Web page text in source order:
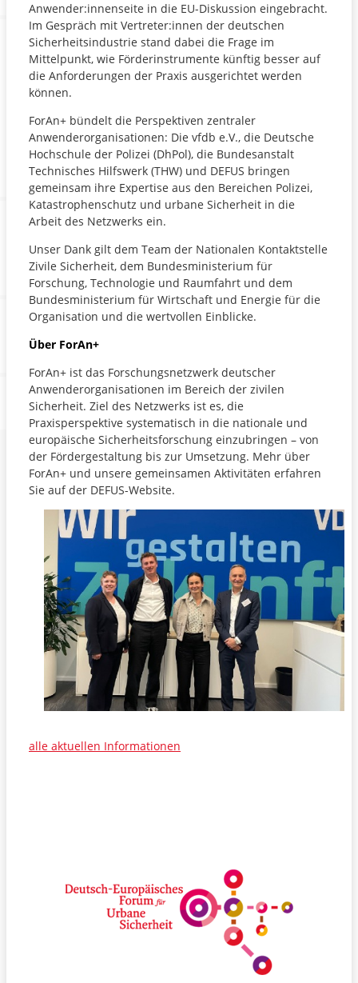
Anwender:innenseite in die EU-Diskussion eingebracht.
Im Gespräch mit Vertreter:innen der deutschen
Sicherheitsindustrie stand dabei die Frage im
Mittelpunkt, wie Förderinstrumente künftig besser auf
die Anforderungen der Praxis ausgerichtet werden
können.
ForAn+ bündelt die Perspektiven zentraler
Anwenderorganisationen: Die vfdb e.V., die Deutsche
Hochschule der Polizei (DhPol), die Bundesanstalt
Technisches Hilfswerk (THW) und DEFUS bringen
gemeinsam ihre Expertise aus den Bereichen Polizei,
Katastrophenschutz und urbane Sicherheit in die
Arbeit des Netzwerks ein.
Unser Dank gilt dem Team der Nationalen Kontaktstelle
Zivile Sicherheit, dem Bundesministerium für
Forschung, Technologie und Raumfahrt und dem
Bundesministerium für Wirtschaft und Energie für die
Organisation und die wertvollen Einblicke.
Über ForAn+
ForAn+ ist das Forschungsnetzwerk deutscher
Anwenderorganisationen im Bereich der zivilen
Sicherheit. Ziel des Netzwerks ist es, die
Praxisperspektive systematisch in die nationale und
europäische Sicherheitsforschung einzubringen – von
der Fördergestaltung bis zur Umsetzung. Mehr über
ForAn+ und unsere gemeinsamen Aktivitäten erfahren
Sie auf der DEFUS-Website.
alle aktuellen Informationen